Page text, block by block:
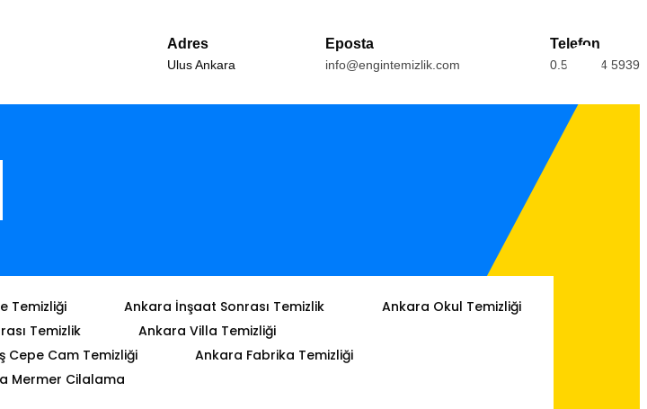
Adres
Ulus Ankara
Eposta
info@engintemizlik.com
Telefon
0.554.164 5939
Temizliği Ankara İnşaat Sonrası Temizlik
Ankara Okul Temizliği
Temizlik
Ankara Villa Temizliği
Cepe Cam Temizliği
Ankara Fabrika Temizliği
Mermer Cilalama